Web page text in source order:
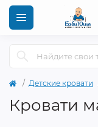
Детские кровати
Кровати